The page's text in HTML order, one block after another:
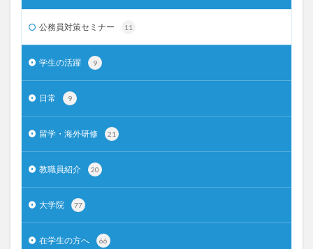
公務員対策セミナー 11
学生の活躍 9
日常 9
留学・海外研修 21
教職員紹介 20
大学院 77
在学生の方へ 66